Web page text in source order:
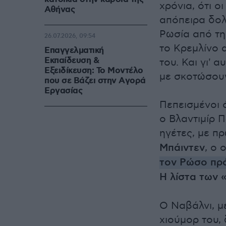
χρόνια, ότι
απόπειρα
Ρωσία από
το Κρεμλίνο
του. Και γι'
με
Πεπεισμένοι
ο Βλαντιμίρ
ηγέτες, με
Μπάιντεν, ο
τον Ρώσο
Η λίστα των
Ο Ναβάλνι,
χιούμορ του,
Αθήνας
Επαγγελματική
Εκπαίδευση &
Εξειδίκευση: Το Mοντέλο
που σε Bάζει στην Aγορά
Eργασίας
26.07.2026, 09:54